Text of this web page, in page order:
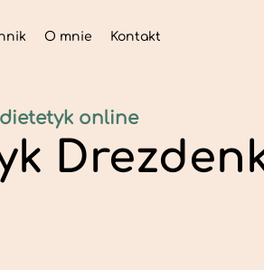
O mnie Kontakt
online